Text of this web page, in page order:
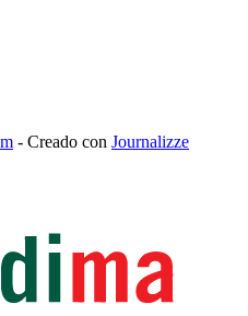
- Creado con Journalizze